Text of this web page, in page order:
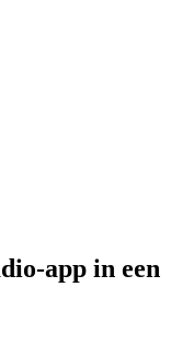
app in een